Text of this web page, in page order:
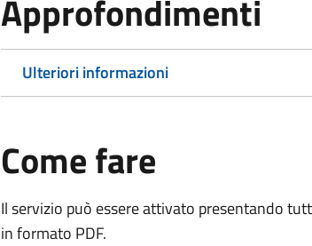
Approfondimenti
Ulteriori informazioni
Come fare
Il servizio può essere attivato presentando
in formato PDF.